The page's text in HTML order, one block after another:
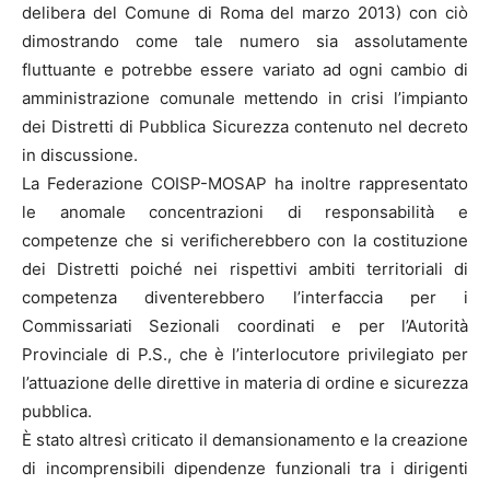
delibera del Comune di Roma del marzo 2013) con ciò
dimostrando come tale numero sia assolutamente
fluttuante e potrebbe essere variato ad ogni cambio di
amministrazione comunale mettendo in crisi l’impianto
dei Distretti di Pubblica Sicurezza contenuto nel decreto
in discussione.
La Federazione COISP-MOSAP ha inoltre rappresentato
le anomale concentrazioni di responsabilità e
competenze che si verificherebbero con la costituzione
dei Distretti poiché nei rispettivi ambiti territoriali di
competenza diventerebbero l’interfaccia per i
Commissariati Sezionali coordinati e per l’Autorità
Provinciale di P.S., che è l’interlocutore privilegiato per
l’attuazione delle direttive in materia di ordine e sicurezza
pubblica.
È stato altresì criticato il demansionamento e la creazione
di incomprensibili dipendenze funzionali tra i dirigenti